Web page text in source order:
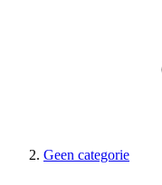
Geen categorie